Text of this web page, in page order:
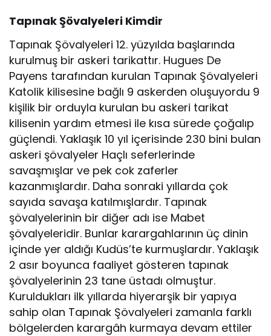
Tapınak Şövalyeleri Kimdir
Tapınak Şövalyeleri 12. yüzyılda başlarında
kurulmuş bir askeri tarikattır. Hugues De
Payens tarafından kurulan Tapınak Şövalyeleri
Katolik kilisesine bağlı 9 askerden oluşuyordu 9
kişilik bir orduyla kurulan bu askeri tarikat
kilisenin yardım etmesi ile kısa sürede çoğalıp
güçlendi. Yaklaşık 10 yıl içerisinde 230 bini bulan
askeri şövalyeler Haçlı seferlerinde
savaşmışlar ve pek cok zaferler
kazanmışlardır. Daha sonraki yıllarda çok
sayıda savaşa katılmışlardır. Tapınak
şövalyelerinin bir diğer adı ise Mabet
şövalyeleridir. Bunlar karargahlarının üç dinin
içinde yer aldığı Kudüs’te kurmuşlardır. Yaklaşık
2 asır boyunca faaliyet gösteren tapınak
şövalyelerinin 23 tane üstadı olmuştur.
Kuruldukları ilk yıllarda hiyerarşik bir yapıya
sahip olan Tapınak Şövalyeleri zamanla farklı
bölgelerden karargâh kurmaya devam ettiler